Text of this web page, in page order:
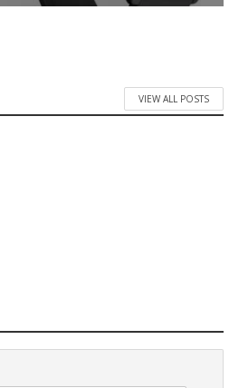
VIEW ALL POSTS